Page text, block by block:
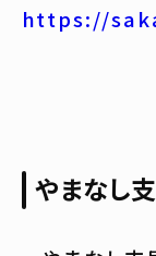
https://
やまなし